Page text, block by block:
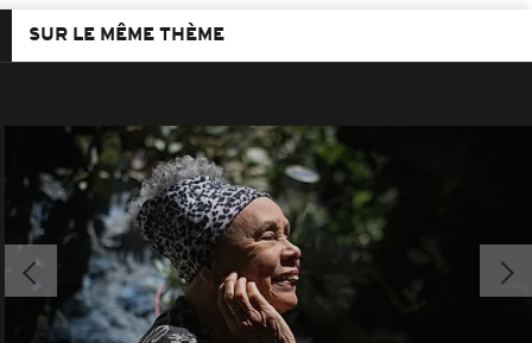
SUR LE MÊME THÈME